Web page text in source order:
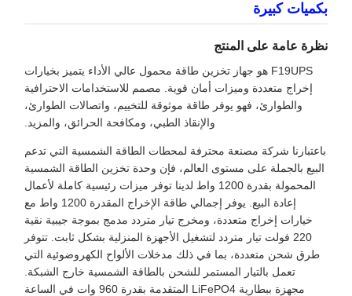
بكميات كبيرة
نظرة عامة على المنتج
F19UPS هو جهاز تخزين طاقة محمول عالي الأداء يتميز بخيارات
إخراج متعددة وميزات أمان قوية. مصمم للاستخدامات الاحترافية
والطوارئ، فهو يوفر طاقة موثوقة للتخييم، واتصالات الطوارئ،
والإنقاذ الطبي، ومكافحة الحرائق، والمزيد.
باعتبارنا شركة مصنعة محترفة لمحطات الطاقة الشمسية التي تدعم
البيع بالجملة على مستوى العالم، فإن وحدة تخزين الطاقة الشمسية
المحمولة بقدرة 1200 واط لدينا توفر ميزات رئيسية كاملة لأعمال
إعادة البيع. يوفر إجمالي طاقة الإخراج المقدرة 1200 واط مع
خيارات إخراج متعددة، ومخرج تيار متردد مدمج بموجة جيبية نقية
220 فولت تيار متردد لتشغيل الأجهزة المنزلية بشكل ثابت. تتوفر
طرق شحن متعددة، بما في ذلك مدخلات الألواح الكهروضوئية التي
تعمل بالتيار المستمر للشحن بالطاقة الشمسية خارج الشبكة.
مجهزة ببطارية LiFePO4 المتقدمة بقدرة 960 وات في الساعة